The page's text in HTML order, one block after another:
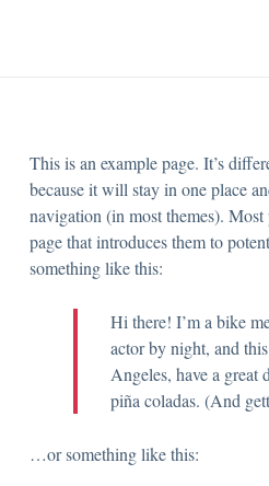
This is an example page. It’s
because it will stay in one place
navigation (in most themes).
page that introduces them to
something like this:
Hi there! I’m a bike
actor by night, and
Angeles, have a great
piña coladas. (And
…or something like this: